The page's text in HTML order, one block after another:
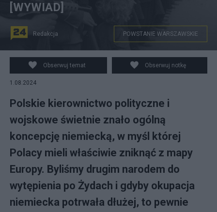
fot. Wikipedia
[WYWIAD]
Redakcja POWSTANIE WARSZAWSKIE
Obserwuj temat Obserwuj notkę
1.08.2024
Polskie kierownictwo polityczne i
wojskowe świetnie znało ogólną
koncepcję niemiecką, w myśl której
Polacy mieli właściwie zniknąć z mapy
Europy. Byliśmy drugim narodem do
wytępienia po Żydach i gdyby okupacja
niemiecka potrwała dłużej, to pewnie